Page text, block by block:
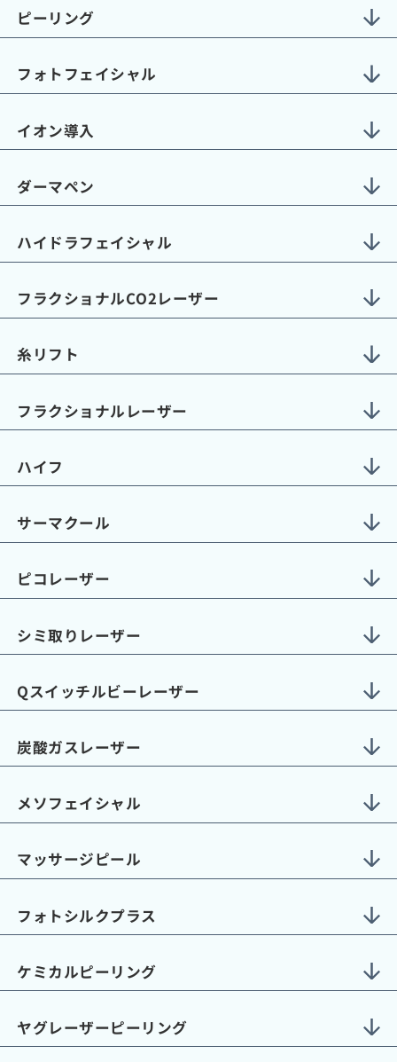
ピーリング
フォトフェイシャル
イオン導入
ダーマペン
ハイドラフェイシャル
フラクショナルCO2レーザー
糸リフト
フラクショナルレーザー
ハイフ
サーマクール
ピコレーザー
シミ取りレーザー
Qスイッチルビーレーザー
炭酸ガスレーザー
メソフェイシャル
マッサージピール
フォトシルクプラス
ケミカルピーリング
ヤグレーザーピーリング